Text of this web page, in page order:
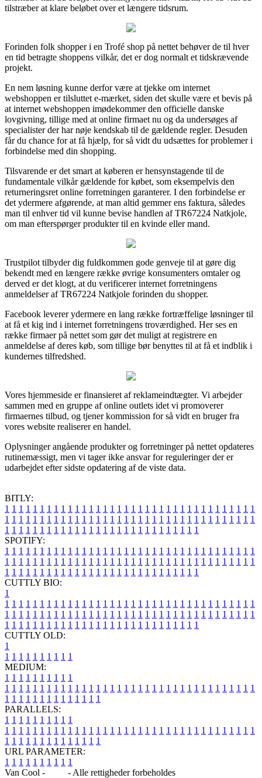
tilstræber at klare beløbet over et længere tidsrum.
Forinden folk shopper i en Trofé shop på nettet behøver de til hver
en tid betragte shoppens vilkår, det er dog normalt et tidskrævende
projekt.
En nem løsning kunne derfor være at tjekke om internet
webshoppen er tilsluttet e-mærket, siden det skulle være et bevis på
at internet webshoppen imødekommer den officielle danske
lovgivning, tillige med at online firmaet nu og da undersøges af
specialister der har nøje kendskab til de gældende regler. Desuden
får du chance for at få hjælp, for så vidt du udsættes for problemer i
forbindelse med din shopping.
Tilsvarende er det smart at køberen er hensynstagende til de
fundamentale vilkår gældende for købet, som eksempelvis den
returneringsret online forretningen garanterer. I den forbindelse er
det ydermere afgørende, at man altid gemmer ens faktura, således
man til enhver tid vil kunne bevise handlen af TR67224 Natkjole,
om man efterspørger produkter til en kvinde eller mand.
Trustpilot tilbyder dig fuldkommen gode genveje til at gøre dig
bekendt med en længere række øvrige konsumenters omtaler og
derved er det klogt, at du verificerer internet forretningens
anmeldelser af TR67224 Natkjole forinden du shopper.
Facebook leverer ydermere en lang række fortræffelige løsninger til
at få et kig ind i internet forretningens troværdighed. Her ses en
række firmaer på nettet som gør det muligt at registrere en
anmeldelse af deres køb, som tillige bør benyttes til at få et indblik i
kundernes tilfredshed.
Vores hjemmeside er finansieret af reklameindtægter. Vi arbejder
sammen med en gruppe af online outlets idet vi promoverer
firmaernes tilbud, og tjener kommission for så vidt en bruger fra
vores website realiserer en handel.
Oplysninger angående produkter og forretninger på nettet opdateres
rutinemæssigt, men vi tager ikke ansvar for reguleringer der er
udarbejdet efter sidste opdatering af de viste data.
BITLY:
1 1 1 1 1 1 1 1 1 1 1 1 1 1 1 1 1 1 1 1 1 1 1 1 1 1 1 1 1 1 1 1 1 1 1 1
1 1 1 1 1 1 1 1 1 1 1 1 1 1 1 1 1 1 1 1 1 1 1 1 1 1 1 1 1 1 1 1 1 1 1 1
1 1 1 1 1 1 1 1 1 1 1 1 1 1 1 1 1 1 1 1 1 1 1 1 1 1 1 1
SPOTIFY:
1 1 1 1 1 1 1 1 1 1 1 1 1 1 1 1 1 1 1 1 1 1 1 1 1 1 1 1 1 1 1 1 1 1 1 1
1 1 1 1 1 1 1 1 1 1 1 1 1 1 1 1 1 1 1 1 1 1 1 1 1 1 1 1 1 1 1 1 1 1 1 1
1 1 1 1 1 1 1 1 1 1 1 1 1 1 1 1 1 1 1 1 1 1 1 1 1 1 1 1
CUTTLY BIO:
1
1 1 1 1 1 1 1 1 1 1 1 1 1 1 1 1 1 1 1 1 1 1 1 1 1 1 1 1 1 1 1 1 1 1 1 1
1 1 1 1 1 1 1 1 1 1 1 1 1 1 1 1 1 1 1 1 1 1 1 1 1 1 1 1 1 1 1 1 1 1 1 1
1 1 1 1 1 1 1 1 1 1 1 1 1 1 1 1 1 1 1 1 1 1 1 1 1 1 1 1
CUTTLY OLD:
1
1 1 1 1 1 1 1 1 1 1
MEDIUM:
1 1 1 1 1 1 1 1 1 1
1 1 1 1 1 1 1 1 1 1 1 1 1 1 1 1 1 1 1 1 1 1 1 1 1 1 1 1 1 1 1 1 1 1 1 1
1 1 1 1 1 1 1 1 1 1 1 1 1 1
PARALLELS:
1 1 1 1 1 1 1 1 1 1
1 1 1 1 1 1 1 1 1 1 1 1 1 1 1 1 1 1 1 1 1 1 1 1 1 1 1 1 1 1 1 1 1 1 1 1
1 1 1 1 1 1 1 1 1 1 1 1 1 1
URL PARAMETER:
1 1 1 1 1 1 1 1 1 1
Van Cool -
- Alle rettigheder forbeholdes